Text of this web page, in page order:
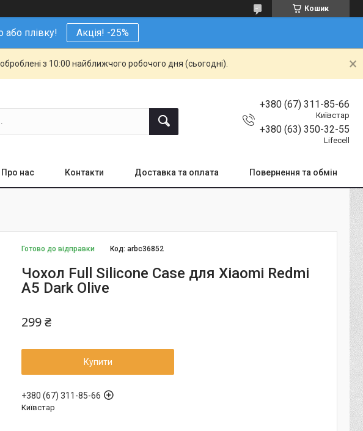
Кошик
або плівку! Акція! -25%
з 10:00 найближчого робочого дня (сьогодні).
+380 (67) 311-85-66
Київстар
+380 (63) 350-32-55
Lifecell
Про нас Контакти Доставка та оплата Повернення та обмін
Готово до відправки Код:arbc36852
Чохол Full Silicone Case для Xiaomi Redmi
A5 Dark Olive
299 ₴
Купити
+380 (67) 311-85-66
Київстар